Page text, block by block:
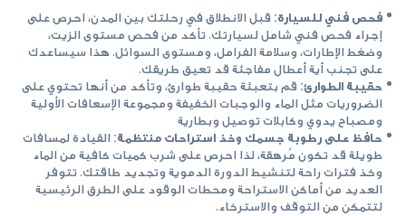
فحص فني للسيارة: قبل الانطلاق في رحلتك بين المدن، احرص على
إجراء فحص فني شامل لسيارتك. تأكد من فحص مستوى الزيت،
وضغط الإطارات، وسلامة الفرامل، ومستوى السوائل. هذا سيساعدك
على تجنب أية أعطال مفاجئة قد تعيق طريقك.
حقيبة الطوارئ: قم بتعبئة حقيبة طوارئ، وتأكد من أنها تحتوي على
الضروريات مثل الماء والوجبات الخفيفة ومجموعة الإسعافات الأولية
ومصباح يدوي وكابلات توصيل وبطارية
حافظ على رطوبة جسمك وخذ استراحات منتظمة: القيادة لمسافات
طويلة قد تكون مُرهقة، لذا احرص على شرب كميات كافية من الماء
وخذ فترات راحة لتنشيط الدورة الدموية وتجديد طاقتك. تتوفر
العديد من أماكن الاستراحة ومحطات الوقود على الطرق الرئيسية
لتتمكن من التوقف والاسترخاء.